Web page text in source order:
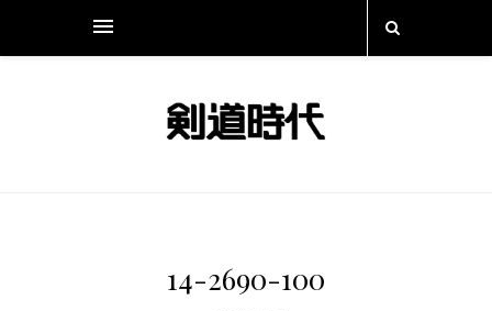
14-2690-100